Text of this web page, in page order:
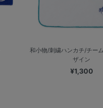
和小物/刺繍ハンカチ/チー
ザイン
¥1,300